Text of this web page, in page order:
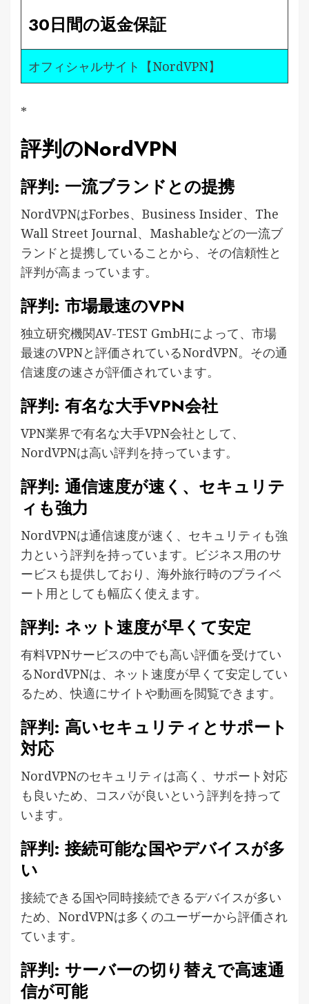
30日間の返金保証
オフィシャルサイト【NordVPN】
*
評判のNordVPN
評判: 一流ブランドとの提携
NordVPNはForbes、Business Insider、The
Wall Street Journal、Mashableなどの一流ブ
ランドと提携していることから、その信頼性と
評判が高まっています。
評判: 市場最速のVPN
独立研究機関AV-TEST GmbHによって、市場
最速のVPNと評価されているNordVPN。その通
信速度の速さが評価されています。
評判: 有名な大手VPN会社
VPN業界で有名な大手VPN会社として、
NordVPNは高い評判を持っています。
評判: 通信速度が速く、セキュリテ
ィも強力
NordVPNは通信速度が速く、セキュリティも強
力という評判を持っています。ビジネス用のサ
ービスも提供しており、海外旅行時のプライベ
ート用としても幅広く使えます。
評判: ネット速度が早くて安定
有料VPNサービスの中でも高い評価を受けてい
るNordVPNは、ネット速度が早くて安定してい
るため、快適にサイトや動画を閲覧できます。
評判: 高いセキュリティとサポート
対応
NordVPNのセキュリティは高く、サポート対応
も良いため、コスパが良いという評判を持って
います。
評判: 接続可能な国やデバイスが多
い
接続できる国や同時接続できるデバイスが多い
ため、NordVPNは多くのユーザーから評価され
ています。
評判: サーバーの切り替えで高速通
信が可能